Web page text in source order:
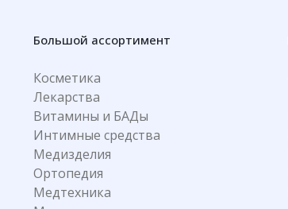
Большой ассортимент
Косметика
Лекарства
Витамины и БАДы
Интимные средства
Медизделия
Ортопедия
Медтехника